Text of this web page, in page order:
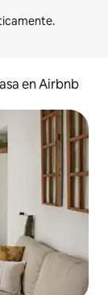
en Airbnb